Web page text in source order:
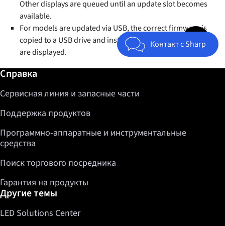
Other displays are queued until an update slot becomes
available.
For models are updated via USB, the correct firmware is
copied to a USB drive and instructions on how to update
are displayed.
Контакт с Sharp
Jump to top
Дополнительная информация / Справка
Справка
Сервисная линия и запасные части
Поддержка продуктов
Программно-аппаратные и инструментальные
средства
Поиск торгового посредника
Гарантия на продукты
Другие темы
LED Solutions Center